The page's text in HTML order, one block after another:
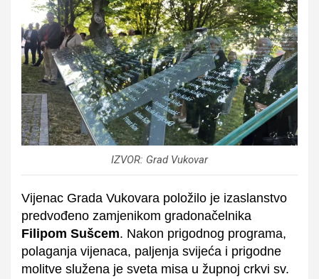
IZVOR: Grad Vukovar
Vijenac Grada Vukovara položilo je izaslanstvo
predvođeno zamjenikom gradonačelnika
Filipom Sušcem. Nakon prigodnog programa,
polaganja vijenaca, paljenja svijeća i prigodne
molitve služena je sveta misa u župnoj crkvi sv.